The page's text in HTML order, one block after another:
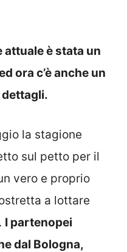
attuale è stata un
ora c’è anche un
la stagione
sul petto per il
vero e proprio
a lottare
I partenopei
dal Bologna,